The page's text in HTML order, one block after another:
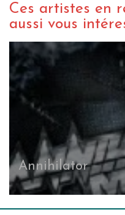
Ces artistes en
aussi vous
Annihilator